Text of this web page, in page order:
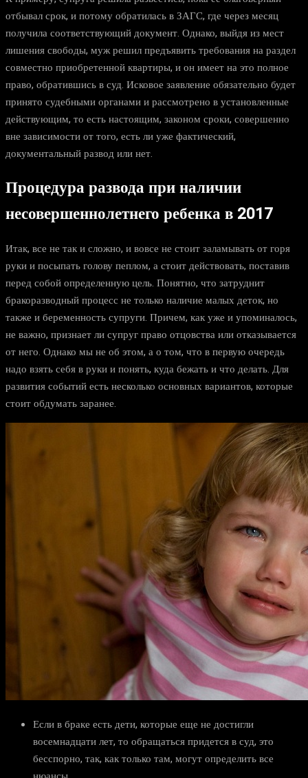
отбывал срок, и потому обратилась в ЗАГС, где через месяц
получила соответствующий документ. Однако, выйдя из мест
лишения свободы, муж решил предъявить требования на раздел
совместно приобретенной квартиры, и он имеет на это полное
право, обратившись в суд. Исковое заявление обязательно будет
принято судебными органами и рассмотрено в установленные
действующим, то есть настоящим, законом сроки, совершенно
вне зависимости от того, есть ли уже фактический,
документальный развод или нет.
Процедура развода при наличии
несовершеннолетнего ребенка в 2017
Итак, все не так и сложно, и вовсе не стоит заламывать от горя
руки и посыпать голову пеплом, а стоит действовать, поставив
перед собой определенную цель. Понятно, что затруднит
бракоразводный процесс не только наличие малых деток, но
также и беременность супруги. Причем, как уже и упоминалось,
не важно, признает ли супруг право отцовства или отказывается
от него. Однако мы не об этом, а о том, что в первую очередь
надо взять себя в руки и понять, куда бежать и что делать. Для
развития событий есть несколько основных вариантов, которые
стоит обдумать заранее.
Если в браке есть дети, которые еще не достигли
восемнадцати лет, то обращаться придется в суд, это
бесспорно, так, как только там, могут определить все